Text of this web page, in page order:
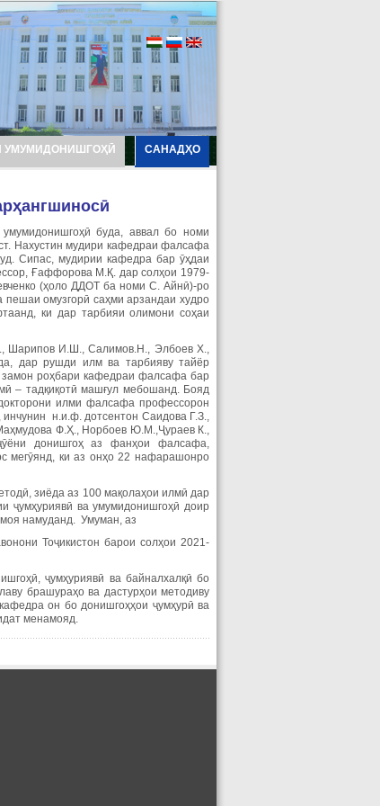
УМУМИДОНИШГОҲӢ САНАДҲО
ҳангшиносӣ
буда, аввал бо номи
Нахустин мудири кафедраи фалсафа
Сипас, мудирии кафедра бар ӯҳдаи
Ғаффорова М.Қ. дар солҳои 1979-
(ҳоло ДДОТ ба номи С. Айнӣ)-ро
омузгорӣ саҳми арзандаи худро
ки дар тарбияи олимони соҳаи
Шарипов И.Ш., Салимов.Н., Элбоев Х.,
дар рушди илм ва тарбияву тайёр
роҳбари кафедраи фалсафа бар
– тадқиқотӣ машғул мебошанд. Бояд
илми фалсафа профессорон
н.и.ф. дотсентон Саидова Г.З.,
Ф.Ҳ., Норбоев Ю.М.,Ҷураев К.,
донишгоҳ аз фанҳои фалсафа,
мегӯянд, ки аз онҳо 22 нафарашонро
зиёда аз 100 мақолаҳои илмӣ дар
ҷумҳуриявӣ ва умумидонишгоҳӣ доир
намуданд. Умуман, аз
Тоҷикистон барои солҳои 2021-
ҷумҳуриявӣ ва байналхалқӣ бо
брашураҳо ва дастурҳои методиву
он бо донишгоҳҳои ҷумҳурӣ ва
менамояд.